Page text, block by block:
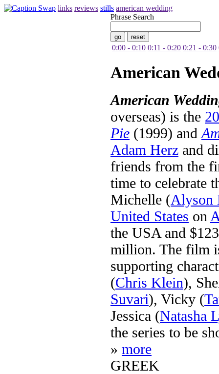
links reviews stills american wedding
Phrase Search
0:00 - 0:10 0:11 - 0:20 0:21 - 0:30
American
American
overseas) is the
Pie (1999) and
Adam Herz and
friends from the
time to celebrate
Michelle (Alyson
United States on
the USA and
million. The film
supporting
(Chris Klein),
Suvari), Vicky (
Jessica (Natasha
the series to be
» more
GREEK